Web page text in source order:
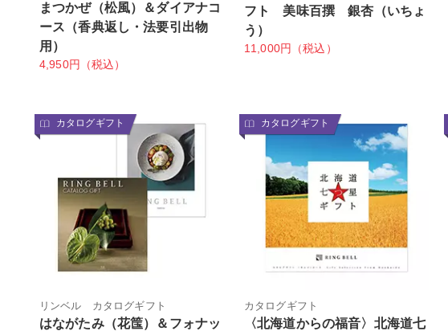
まつかぜ（松風）＆ダイアナコ
ース（香典返し・法要引出物
用）
4,950円（税込）
フト 美味百撰 銀杏（いちょ
う）
11,000円（税込）
カタログギフト
リンベル カタログギフト
はながたみ（花筺）＆フォナッ
カタログギフト
カタログギフト
〈北海道からの福音〉北海道七